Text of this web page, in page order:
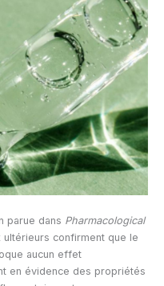
parue dans Pharmacological
ultérieurs confirment que le
aucun effet
en évidence des propriétés